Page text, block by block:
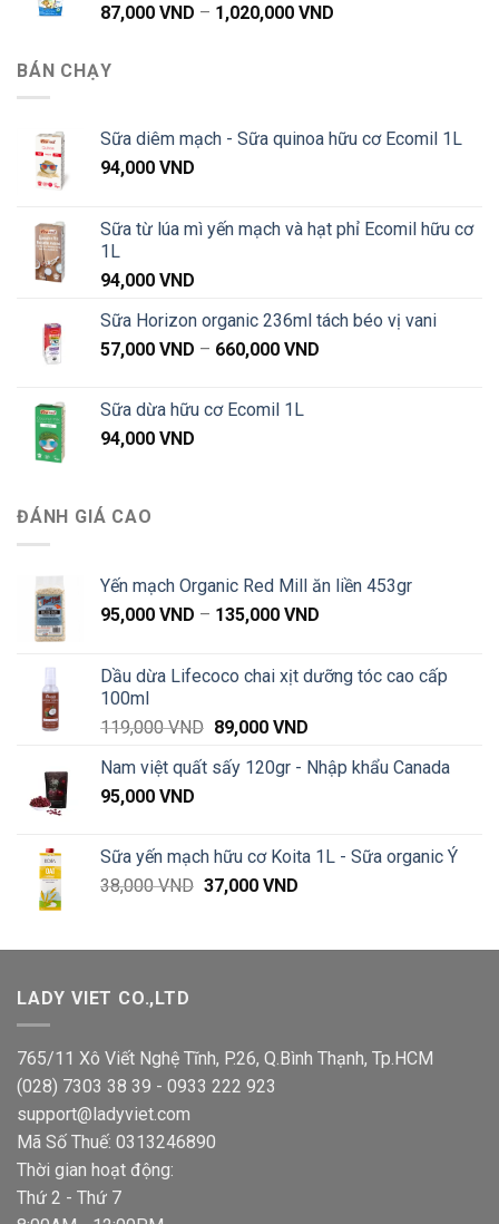
87,000 VND – 1,020,000 VND
1,020,000 VND
BÁN CHẠY
Sữa diêm mạch - Sữa quinoa hữu cơ Ecomil 1L
94,000 VND
Sữa từ lúa mì yến mạch và hạt phỉ Ecomil hữu cơ
1L
94,000 VND
Sữa Horizon organic 236ml tách béo vị vani
57,000 VND – 660,000 VND
Sữa dừa hữu cơ Ecomil 1L
94,000 VND
ĐÁNH GIÁ CAO
Yến mạch Organic Red Mill ăn liền 453gr
95,000 VND – 135,000 VND
95,000 VND
Dầu dừa Lifecoco chai xịt dưỡng tóc cao cấp
100ml
119,000VND Giá
là:
89,000 VNDGiá
tại
Nam việt quất sấy 120gr - Nhập khẩu Canada
95,000 VND
Sữa yến mạch hữu cơ Koita 1L - Sữa organic Ý
38,000VND Giá
38,000 VND.
37,000 VNDGiá
là:
LADY VIET CO.,LTD
765/11 Xô Viết Nghệ Tĩnh, P.26, Q.Bình Thạnh, Tp.HCM
(028) 7303 38 39 - 0933 222 923
support@ladyviet.com
Mã Số Thuế: 0313246890
Thời gian hoạt động:
Thứ 2 - Thứ 7